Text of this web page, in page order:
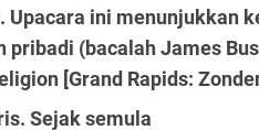
Upacara ini menunjukkan
pribadi (bacalah James
[Grand Rapids:
Sejak semula